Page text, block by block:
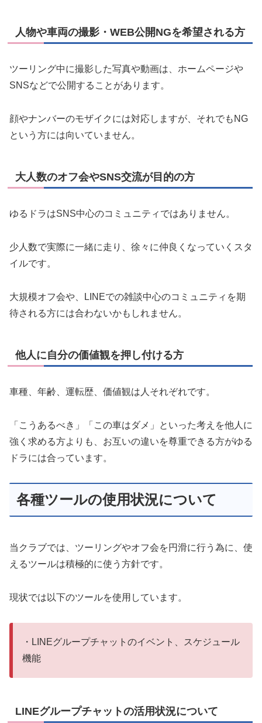
人物や車両の撮影・WEB公開NGを希望される方
ツーリング中に撮影した写真や動画は、ホームページや
SNSなどで公開することがあります。
顔やナンバーのモザイクには対応しますが、それでもNG
という方には向いていません。
大人数のオフ会やSNS交流が目的の方
ゆるドラはSNS中心のコミュニティではありません。
少人数で実際に一緒に走り、徐々に仲良くなっていくスタ
イルです。
大規模オフ会や、LINEでの雑談中心のコミュニティを期
待される方には合わないかもしれません。
他人に自分の価値観を押し付ける方
車種、年齢、運転歴、価値観は人それぞれです。
「こうあるべき」「この車はダメ」といった考えを他人に
強く求める方よりも、お互いの違いを尊重できる方がゆる
ドラには合っています。
各種ツールの使用状況について
当クラブでは、ツーリングやオフ会を円滑に行う為に、使
えるツールは積極的に使う方針です。
現状では以下のツールを使用しています。
・LINEグループチャットのイベント、スケジュール
機能
LINEグループチャットの活用状況について